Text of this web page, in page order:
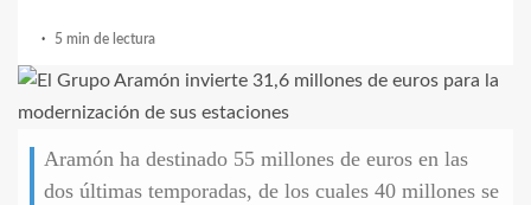
5 min de lectura
Aramón ha destinado 55 millones de euros en las
dos últimas temporadas, de los cuales 40 millones se